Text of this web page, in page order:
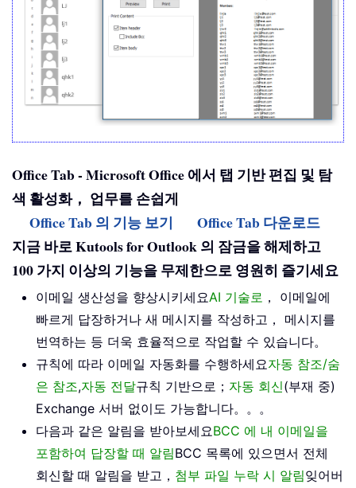
Office Tab - Microsoft Office 에서 탭 기반 편집 및 탐
색 활성화， 업무를 손쉽게
Office Tab 의 기능 보기
Office Tab 다운로드
지금 바로 Kutools for Outlook 의 잠금을 해제하고
100 가지 이상의 기능을 무제한으로 영원히 즐기세요
이메일 생산성을 향상시키세요AI 기술로 ， 이메일에
빠르게 답장하거나 새 메시지를 작성하고， 메시지를
번역하는 등 더욱 효율적으로 작업할 수 있습니다。
규칙에 따라 이메일 자동화를 수행하세요자동 참조/숨
은 참조,자동 전달규칙 기반으로； 자동 회신(부재 중)
Exchange 서버 없이도 가능합니다。。。
다음과 같은 알림을 받아보세요BCC 에 내 이메일을
포함하여 답장할 때 알림BCC 목록에 있으면서 전체
회신할 때 알림을 받고， 첨부 파일 누락 시 알림잊어버